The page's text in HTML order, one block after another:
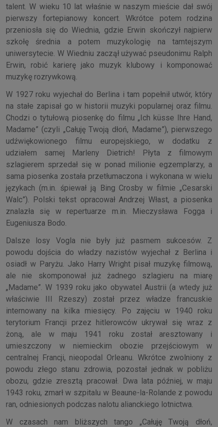
talent. W wieku 10 lat właśnie w naszym mieście dał swój
pierwszy fortepianowy koncert. Wkrótce potem rodzina
przeniosła się do Wiednia, gdzie Erwin skończył najpierw
szkołę średnia a potem muzykologię na tamtejszym
uniwersytecie. W Wiedniu zaczął używać pseudonimu Ralph
Erwin, robić karierę jako muzyk klubowy i komponować
muzykę rozrywkową.
W 1927 roku wyjechał do Berlina i tam popełnił utwór, który
na stałe zapisał go w historii muzyki popularnej oraz filmu.
Chodzi o tytułową piosenkę do filmu „Ich küsse Ihre Hand,
Madame” (czyli „Całuję Twoją dłoń, Madame”), pierwszego
udźwiękowionego filmu europejskiego, w dodatku z
udziałem samej Marleny Dietrich! Płyta z filmowym
szlagierem sprzedał się w ponad milionie egzemplarzy, a
sama piosenka została przetłumaczona i wykonana w wielu
językach (m.in. śpiewał ją Bing Crosby w filmie „Cesarski
Walc”). Polski tekst opracował Andrzej Włast, a piosenka
znalazła się w repertuarze m.in. Mieczysława Fogga i
Eugeniusza Bodo.
Dalsze losy Vogla nie były już pasmem sukcesów. Z
powodu dojścia do władzy nazistów wyjechał z Berlina i
osiadł w Paryżu. Jako Harry Wright pisał muzykę filmową,
ale nie skomponował już żadnego szlagieru na miarę
„Madame”. W 1939 roku jako obywatel Austrii (a wtedy już
właściwie III Rzeszy) został przez władze francuskie
internowany na kilka miesięcy. Po zajęciu w 1940 roku
terytorium Francji przez hitlerowców ukrywał się wraz z
żoną, ale w maju 1941 roku został aresztowany i
umieszczony w niemieckim obozie przejściowym w
centralnej Francji, nieopodal Orleanu. Wkrótce zwolniony z
powodu złego stanu zdrowia, pozostał jednak w pobliżu
obozu, gdzie zresztą pracował. Dwa lata później, w maju
1943 roku, zmarł w szpitalu w Beaune-la-Rolande z powodu
ran, odniesionych podczas nalotu alianckiego lotnictwa.
W czasach nam bliższych tango „Całuję Twoją dłoń,